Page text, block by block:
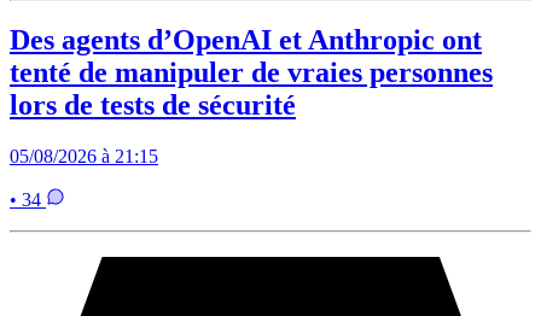
Des agents d’OpenAI et Anthropic ont
tenté de manipuler de vraies personnes
lors de tests de sécurité
05/08/2026 à 21:15
• 34